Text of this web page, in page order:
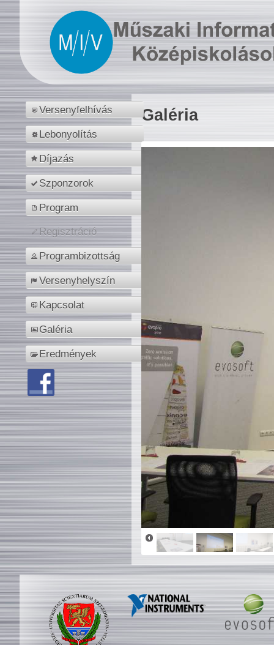
Versenyfelhívás
Lebonyolítás
Díjazás
Szponzorok
Program
Regisztráció
Programbizottság
Versenyhelyszín
Kapcsolat
Galéria
Eredmények
Galéria